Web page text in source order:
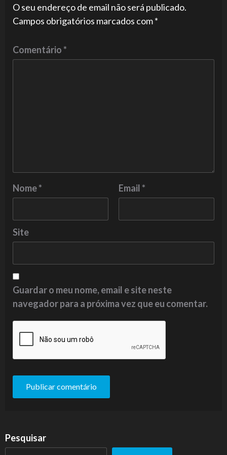
O seu endereço de email não será publicado.
Campos obrigatórios marcados com*
Comentário*
Nome* Email*
Site
Guardar o meu nome, email e site neste
navegador para a próxima vez que eu comentar.
Pesquisar